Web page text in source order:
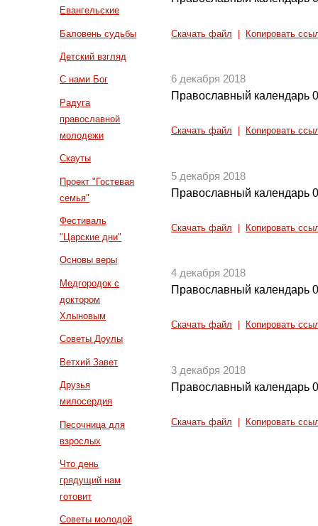
Евангельские
Баловень судьбы
Детский взгляд
С нами Бог
Радуга
православной
молодежи
Скауты
Проект "Гостевая
семья"
Фестиваль
"Царские дни"
Основы веры
Медгородок с
доктором
Хлыновым
Советы Доулы
Ветхий Завет
Друзья
милосердия
Песочница для
взрослых
Что день
грядущий нам
готовит
Советы молодой
Скачать файл Копировать
6 декабря 2018
Православный календарь
Скачать файл Копировать
5 декабря 2018
Православный календарь
Скачать файл Копировать
4 декабря 2018
Православный календарь
Скачать файл Копировать
3 декабря 2018
Православный календарь
Скачать файл Копировать